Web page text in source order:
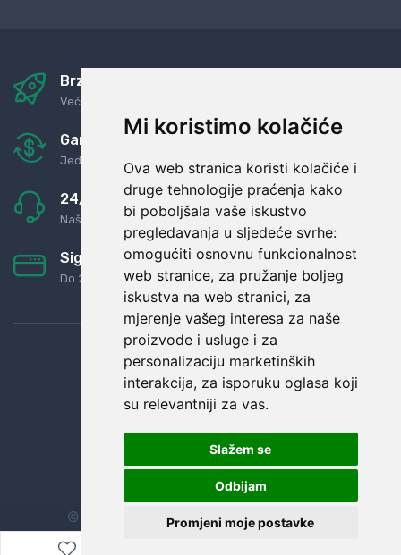
Mi koristimo kolačiće
Ova web stranica koristi kolačiće i
druge tehnologije praćenja kako
bi poboljšala vaše iskustvo
pregledavanja u sljedeće svrhe:
omogućiti osnovnu funkcionalnost
web stranice, za pružanje boljeg
iskustva na web stranici, za
mjerenje vašeg interesa za naše
proizvode i usluge i za
personalizaciju marketinških
interakcija, za isporuku oglasa koji
su relevantniji za vas.
Slažem se
Odbijam
Promjeni moje postavke
Brza i sigurna dostava
Već za nekoliko dana kod vas
Garancija u povrat novaca
Jednostavno pravilo: Roba za novac
24/7 odlična podrška
Naši agenti uvijek na raspolaganju
Sigurno obročno plaćanje
Do 24 rata bez kamata
© Sva prava zadržana. Dopi grupa d.o.o.